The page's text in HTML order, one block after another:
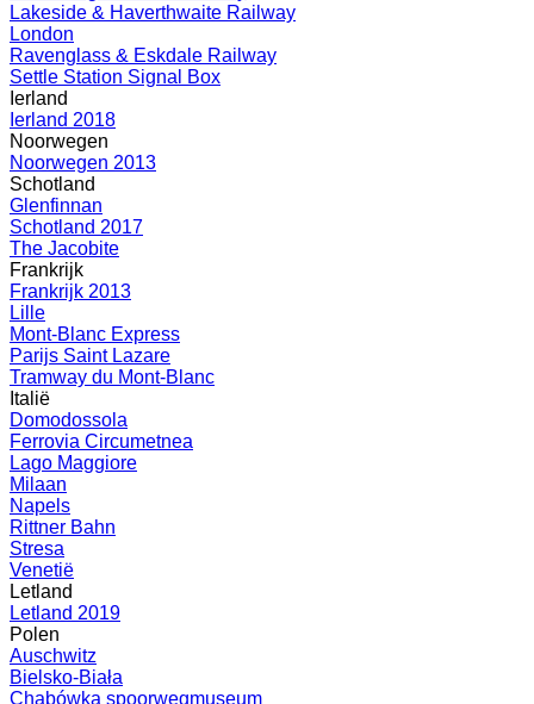
Lakeside & Haverthwaite Railway
London
Ravenglass & Eskdale Railway
Settle Station Signal Box
Ierland
Ierland 2018
Noorwegen
Noorwegen 2013
Schotland
Glenfinnan
Schotland 2017
The Jacobite
Frankrijk
Frankrijk 2013
Lille
Mont-Blanc Express
Parijs Saint Lazare
Tramway du Mont-Blanc
Italië
Domodossola
Ferrovia Circumetnea
Lago Maggiore
Milaan
Napels
Rittner Bahn
Stresa
Venetië
Letland
Letland 2019
Polen
Auschwitz
Bielsko-Biała
Chabówka spoorwegmuseum